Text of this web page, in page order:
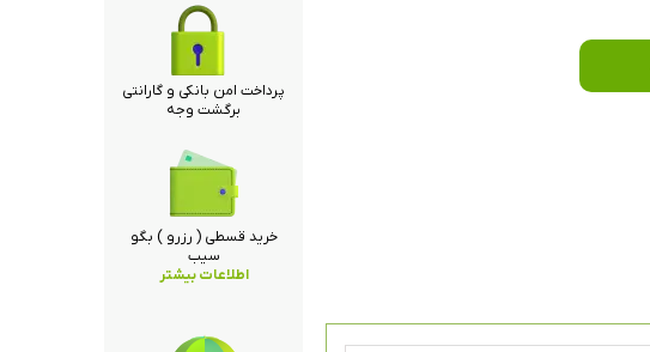
خرید قسطی ( رزرو ) بگو
سیب
اطلاعات بیشتر
پرداخت امن بانکی و گارانتی
برگشت وجه